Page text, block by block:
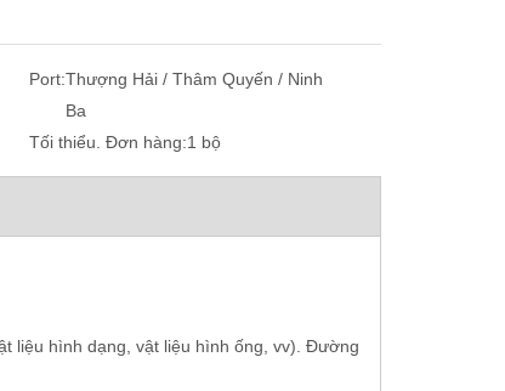
động Tuân theo ISO 6506 ASTM E10-12
Port:Thượng Hải / Thâm Quyến / Ninh
Ba
Tối thiểu. Đơn hàng:1 bộ
liệu hình dạng, vật liệu hình ống, vv). Đường